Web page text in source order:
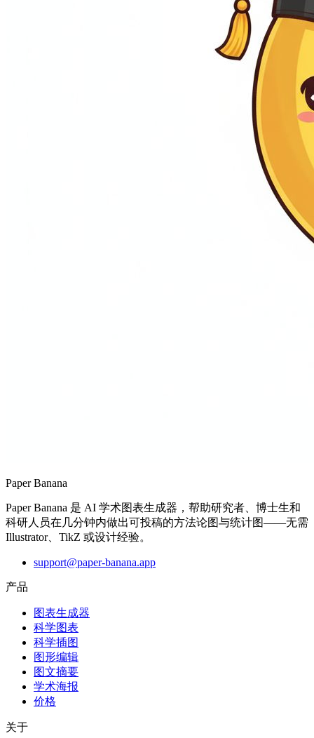
Paper Banana
Paper Banana 是 AI 学术图表生成器，帮助研究者、博士生和
科研人员在几分钟内做出可投稿的方法论图与统计图——无需
Illustrator、TikZ 或设计经验。
support@paper-banana.app
产品
图表生成器
科学图表
科学插图
图形编辑
图文摘要
学术海报
价格
关于